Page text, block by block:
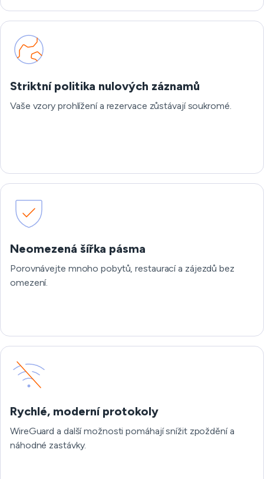
Striktní politika nulových záznamů
Vaše vzory prohlížení a rezervace zůstávají soukromé.
Neomezená šířka pásma
Porovnávejte mnoho pobytů, restaurací a zájezdů bez
omezení.
Rychlé, moderní protokoly
WireGuard a další možnosti pomáhají snížit zpoždění a
náhodné zastávky.